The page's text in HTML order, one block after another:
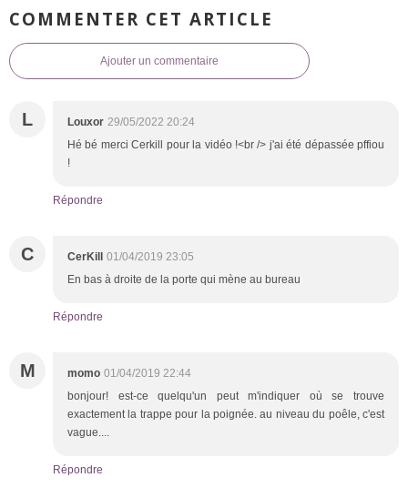
COMMENTER CET ARTICLE
Ajouter un commentaire
L Louxor 29/05/2022 20:24
Hé bé merci Cerkill pour la vidéo !<br /> j'ai été dépassée pffiou
!
Répondre
C CerKill 01/04/2019 23:05
En bas à droite de la porte qui mène au bureau
Répondre
M momo 01/04/2019 22:44
bonjour! est-ce quelqu'un peut m'indiquer où se trouve
exactement la trappe pour la poignée. au niveau du poêle, c'est
vague....
Répondre